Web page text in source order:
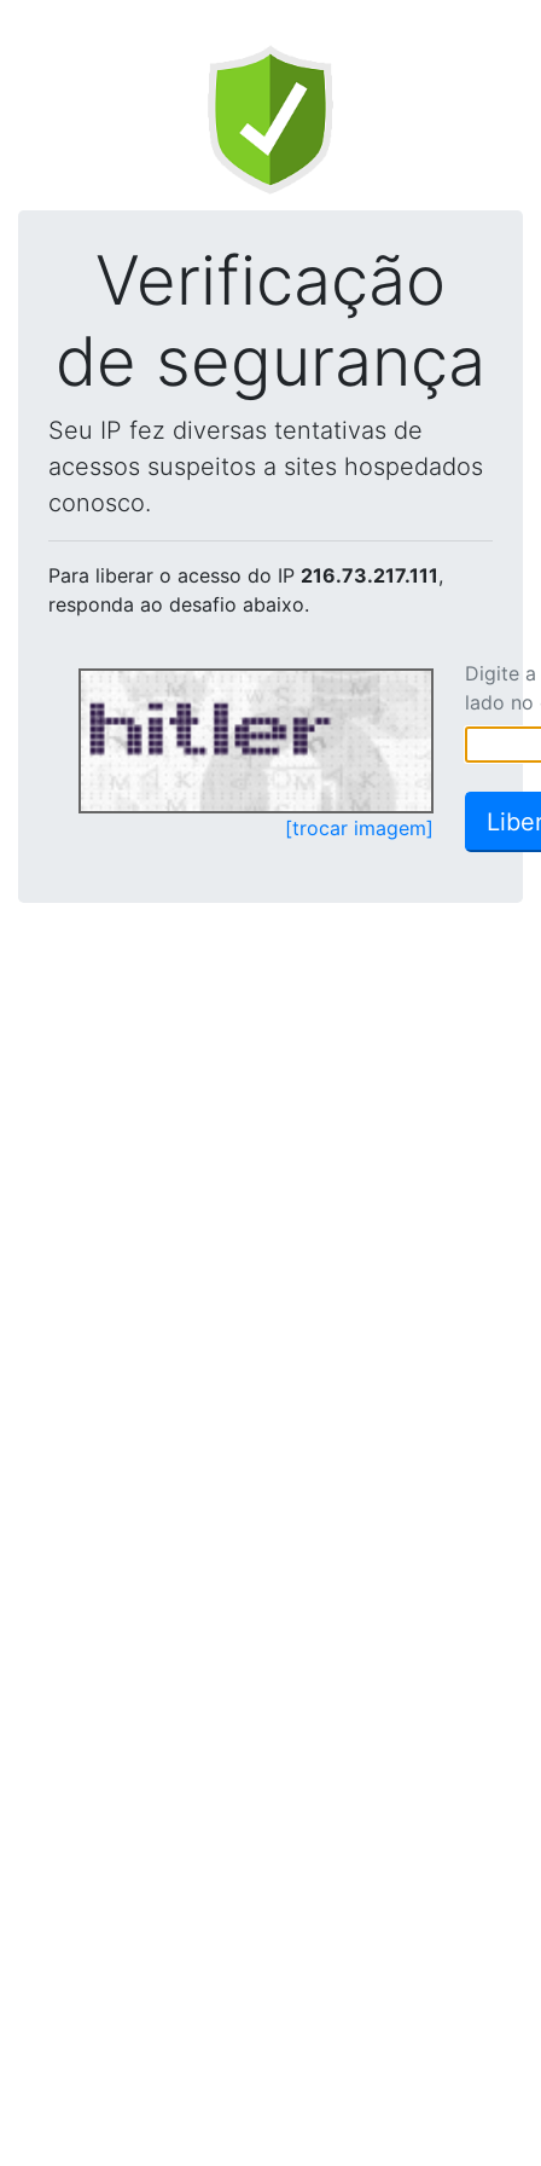
Verificação
de segurança
Seu IP fez diversas tentativas de
acessos suspeitos a sites hospedados
conosco.
Para liberar o acesso do IP 216.73.217.111,
responda ao desafio abaixo.
[trocar imagem]
Digite
lado no